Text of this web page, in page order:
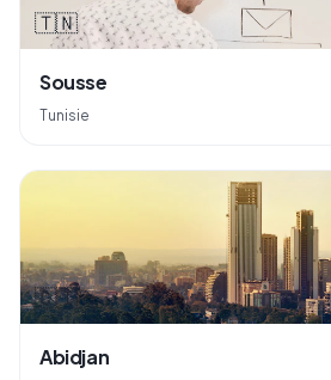
🇹🇳
Sousse
Tunisie
🇨🇮
Abidjan